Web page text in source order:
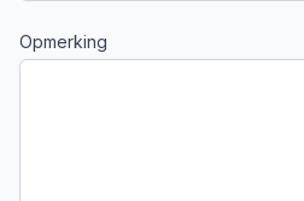
Opmerking